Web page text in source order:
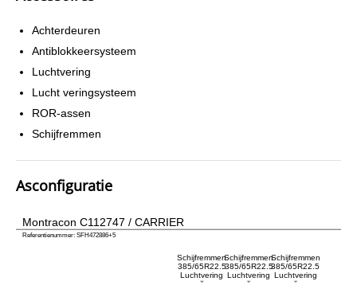
Achterdeuren
Antiblokkeersysteem
Luchtvering
Lucht veringsysteem
ROR-assen
Schijfremmen
Asconfiguratie
Montracon C112747 / CARRIER
Referentienummer: SFH472886+5
Schijfremmen
385/65R22.5
Luchtvering
Schijfremmen
385/65R22.5
Luchtvering
Schijfremmen
385/65R22.5
Luchtvering